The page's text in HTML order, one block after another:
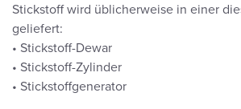
Stickstoff wird üblicherweise in einer
geliefert:
• Stickstoff-Dewar
• Stickstoff-Zylinder
• Stickstoffgenerator